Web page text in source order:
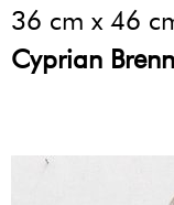
36 cm x 46
Cyprian